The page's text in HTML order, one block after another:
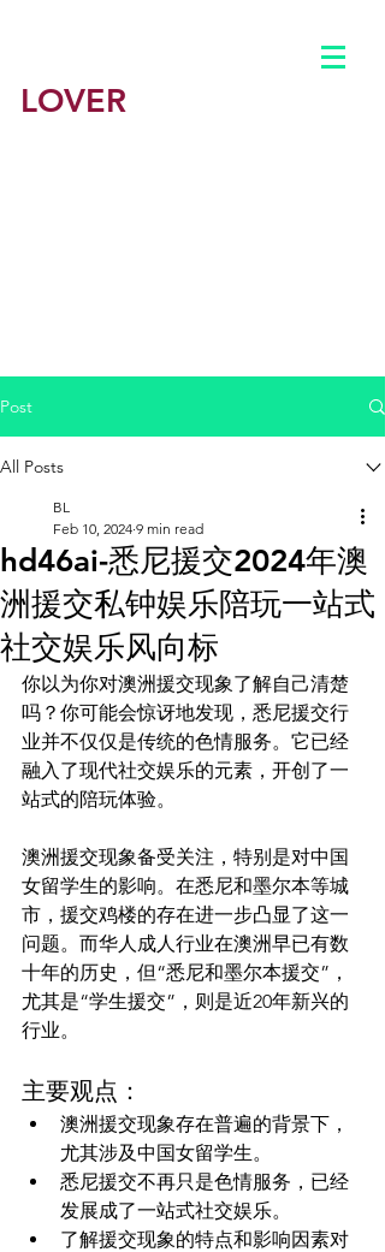
LOVER
主页
公司简介
BLOG
白雪
嘟嘟
小c
yonny
联系我们
Plans & Pricing
VVIP会员
Post
All Posts
hd46ai-悉尼援交2024年澳
洲援交私钟娱乐陪玩一站式
社交娱乐风向标
BL
Feb 10, 2024 9 min read
你以为你对澳洲援交现象了解自己清楚
吗？你可能会惊讶地发现，悉尼援交行
业并不仅仅是传统的色情服务。它已经
融入了现代社交娱乐的元素，开创了一
站式的陪玩体验。
澳洲援交现象备受关注，特别是对中国
女留学生的影响。在悉尼和墨尔本等城
市，援交鸡楼的存在进一步凸显了这一
问题。而华人成人行业在澳洲早已有数
十年的历史，但“悉尼和墨尔本援交”，
尤其是“学生援交”，则是近20年新兴的
主要观点：
澳洲援交现象存在普遍的背景下，
尤其涉及中国女留学生。
悉尼援交不再只是色情服务，已经
发展成了一站式社交娱乐。
了解援交现象的特点和影响因素对